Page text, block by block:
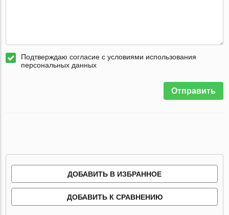
Подтверждаю согласие с условиями использования
персональных данных
Отправить
ДОБАВИТЬ В ИЗБРАННОЕ
ДОБАВИТЬ К СРАВНЕНИЮ